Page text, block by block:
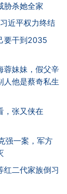
胁杀她全家
近平权力终结
要干到2035
蓉妹妹，假父辛
人他是蔡奇私生
，张又侠在
强一案，军方
红二代家族倒习